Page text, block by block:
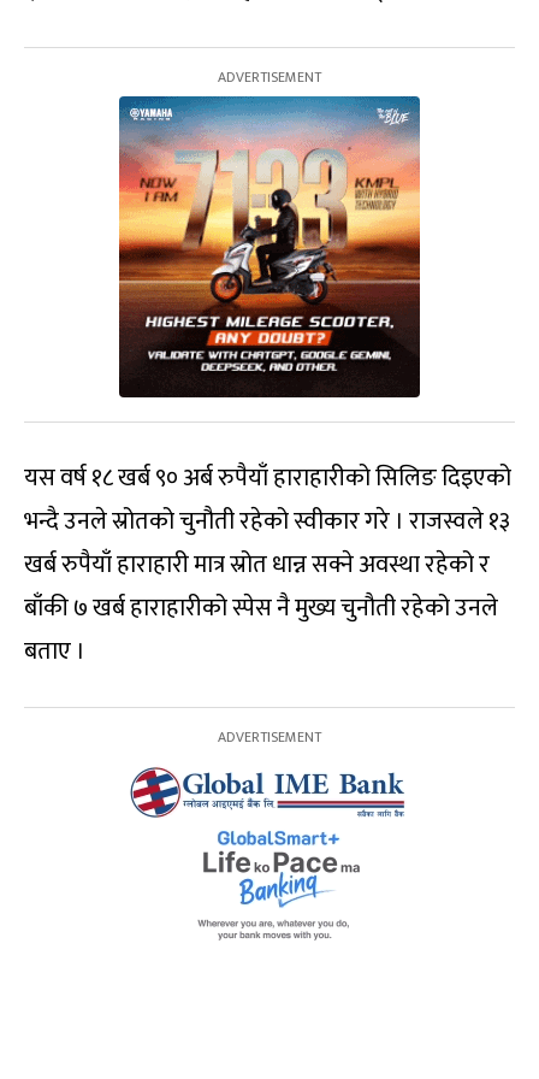
यस वर्ष १८ खर्ब ९० अर्ब रुपैयाँ हाराहारीको सिलिङ दिइएको
भन्दै उनले स्रोतको चुनौती रहेको स्वीकार गरे । राजस्वले १३
खर्ब रुपैयाँ हाराहारी मात्र स्रोत धान्न सक्ने अवस्था रहेको र
बाँकी ७ खर्ब हाराहारीको स्पेस नै मुख्य चुनौती रहेको उनले
बताए ।